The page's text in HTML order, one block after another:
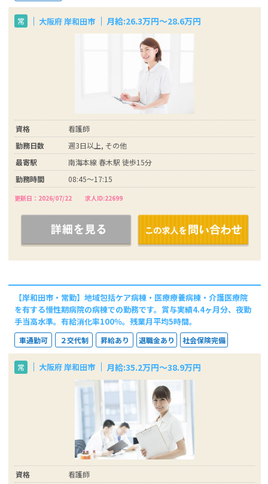
常 大阪府 岸和田市 月給:26.3万円～28.6万円
資格
看護師
勤務日数
週3日以上, その他
最寄駅
南海本線 春木駅 徒歩15分
勤務時間
08:45～17:15
更新日：2026/07/22 求人ID:22699
【岸和田市・常勤】地域包括ケア病棟・医療療養病棟・介護医療院
を有する慢性期病院の病棟での勤務です。賞与実績4.4ヶ月分、夜勤
手当高水準。有給消化率100％。残業月平均5時間。
車通勤可 ２交代制 昇給あり 退職金あり 社会保険完備
常 大阪府 岸和田市 月給:35.2万円～38.9万円
資格
看護師